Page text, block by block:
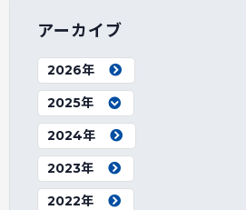
アーカイブ
2026年
2025年
2024年
2023年
2022年